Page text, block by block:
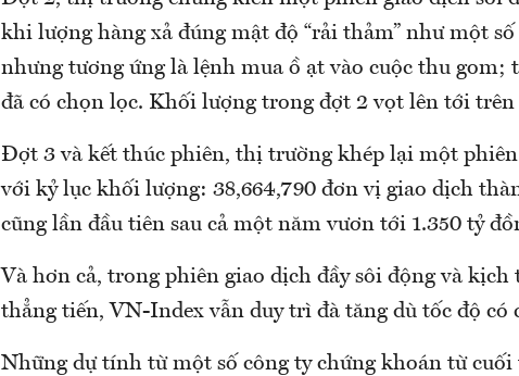
khi lượng hàng xả đúng mật độ “rải thảm” như một
nhưng tương ứng là lệnh mua ồ ạt vào cuộc thu gom;
đã có chọn lọc. Khối lượng trong đợt 2 vọt lên tới
Đợt 3 và kết thúc phiên, thị trường khép lại một
với kỷ lục khối lượng: 38,664,790 đơn vị giao dịch
cũng lần đầu tiên sau cả một năm vươn tới 1.350 tỷ
Và hơn cả, trong phiên giao dịch đầy sôi động và
thẳng tiến, VN-Index vẫn duy trì đà tăng dù tốc độ có
Những dự tính từ một số công ty chứng khoán từ